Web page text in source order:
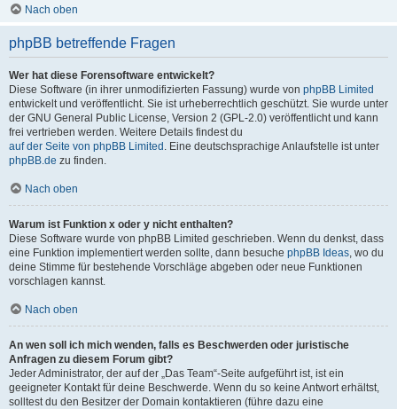
Nach oben
phpBB betreffende Fragen
Wer hat diese Forensoftware entwickelt?
Diese Software (in ihrer unmodifizierten Fassung) wurde von phpBB Limited
entwickelt und veröffentlicht. Sie ist urheberrechtlich geschützt. Sie wurde unter
der GNU General Public License, Version 2 (GPL-2.0) veröffentlicht und kann
frei vertrieben werden. Weitere Details findest du
auf der Seite von phpBB Limited . Eine deutschsprachige Anlaufstelle ist unter
phpBB.de zu finden.
Nach oben
Warum ist Funktion x oder y nicht enthalten?
Diese Software wurde von phpBB Limited geschrieben. Wenn du denkst, dass
eine Funktion implementiert werden sollte, dann besuche phpBB Ideas, wo du
deine Stimme für bestehende Vorschläge abgeben oder neue Funktionen
vorschlagen kannst.
Nach oben
An wen soll ich mich wenden, falls es Beschwerden oder juristische
Anfragen zu diesem Forum gibt?
Jeder Administrator, der auf der „Das Team“-Seite aufgeführt ist, ist ein
geeigneter Kontakt für deine Beschwerde. Wenn du so keine Antwort erhältst,
solltest du den Besitzer der Domain kontaktieren (führe dazu eine